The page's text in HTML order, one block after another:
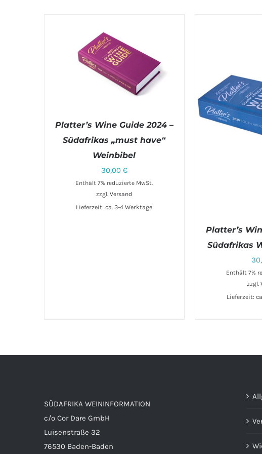
IN DEN WARENKORB /
Platter’s Wine Guide 2024 –
Südafrikas „must have“
Weinbibel
30,00 €
Enthält 7% reduzierte MwSt.
zzgl.Versand
Lieferzeit: ca. 3-4 Werktage
Platter’s
Südafrikas
Enthält 7%
zzgl.
Lieferzeit:
SÜDAFRIKA WEININFORMATION
c/o Cor Dare GmbH
Luisenstraße 32
76530 Baden-Baden